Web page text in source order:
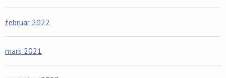
februar 2022
mars 2021